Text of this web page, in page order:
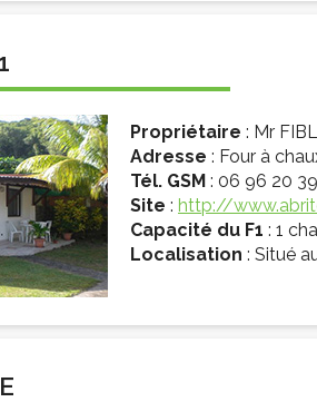
Propriétaire : Mr
Adresse : Four à
Tél. GSM : 06 96 20
Site : http://
Capacité du F1 : 1
Localisation : Situé